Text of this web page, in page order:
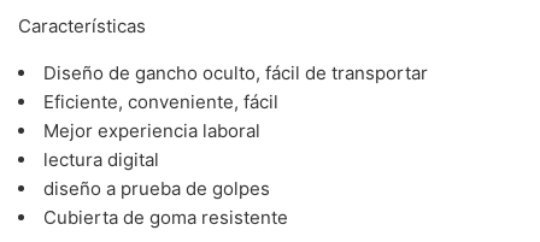
Características
Diseño de gancho oculto, fácil de transportar
Eficiente, conveniente, fácil
Mejor experiencia laboral
lectura digital
diseño a prueba de golpes
Cubierta de goma resistente